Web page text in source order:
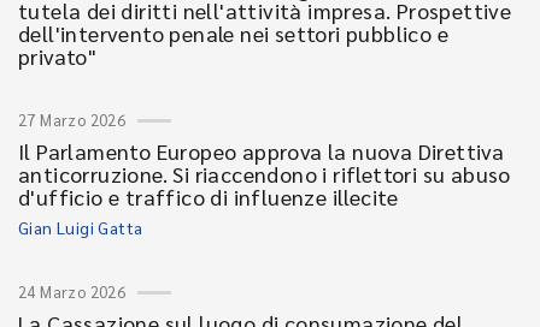
tutela dei diritti nell'attività impresa. Prospettive
dell'intervento penale nei settori pubblico e
privato"
27 Marzo 2026
Il Parlamento Europeo approva la nuova Direttiva
anticorruzione. Si riaccendono i riflettori su abuso
d'ufficio e traffico di influenze illecite
Gian Luigi Gatta
24 Marzo 2026